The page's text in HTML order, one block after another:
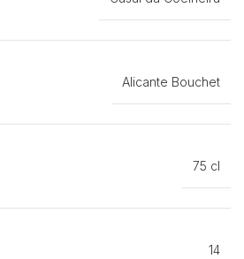
Alicante Bouchet
75 cl
14